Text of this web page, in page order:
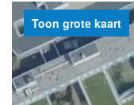
Toon grote kaart